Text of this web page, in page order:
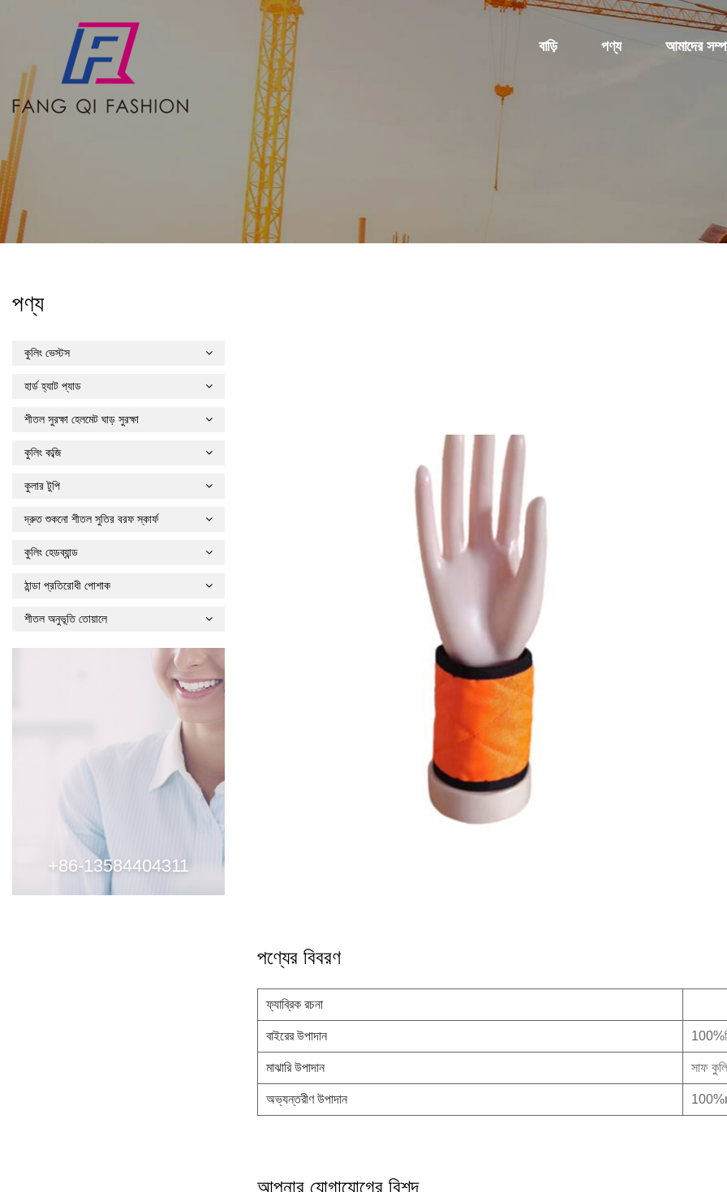
বাড়ি পণ্য আমাদের
পণ্য
কুলিং ভেস্টস
হার্ড হ্যাট প্যাড
শীতল সুরক্ষা হেলমেট ঘাড় সুরক্ষা
কুলিং কব্জি
কুলার টুপি
দ্রুত শুকনো শীতল সুতির বরফ স্কার্ফ
কুলিং হেডব্যান্ড
ঠান্ডা প্রতিরোধী পোশাক
শীতল অনুভূতি তোয়ালে
+86-13584404311
পণ্যের বিবরণ
ফ্যাব্রিক রচনা
বাইরের উপাদান
মাঝারি উপাদান সাফ
অভ্যন্তরীণ উপাদান
আপনার যোগাযোগের বিশদ